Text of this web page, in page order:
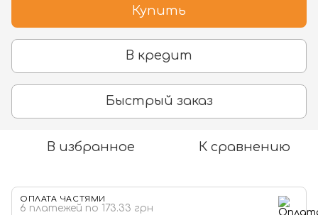
Купить
В кредит
Быстрый заказ
В избранное К сравнению
ОПЛАТА ЧАСТЯМИ
6 платежей по 173.33 грн